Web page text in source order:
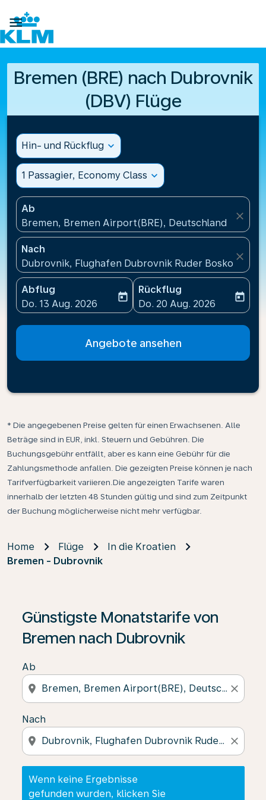

Bremen (BRE) nach Dubrovnik
(DBV) Flüge
Hin- und Rückflug expand_more
1 Passagier, Economy Class expand_more
Ab
Bremen, Bremen Airport(BRE), Deutschland
close
Nach
Dubrovnik, Flughafen Dubrovnik Ruder
close
Abflug
fc-booking-departure-date-aria-label
Do. 13 Aug. 2026
today
Rückflug
fc-booking-return-date-
Do. 20 Aug. 2026
today
Angebote ansehen
* Die angegebenen Preise gelten für einen Erwachsenen. Alle
Beträge sind in EUR, inkl. Steuern und Gebühren. Die
Buchungsgebühr entfällt, aber es kann eine Gebühr für die
Zahlungsmethode anfallen. Die gezeigten Preise können je nach
Tarifverfügbarkeit variieren.Die angezeigten Tarife waren
innerhalb der letzten 48 Stunden gültig und sind zum Zeitpunkt
der Buchung möglicherweise nicht mehr verfügbar.
Home Flüge
In die Kroatien
Bremen - Dubrovnik
Günstigste Monatstarife von
Bremen nach Dubrovnik
Ab
location_on close
Nach
location_on close
Wenn keine Ergebnisse
gefunden wurden, klicken Sie
Wenn keine Ergebnisse gefunden wurden, klicken